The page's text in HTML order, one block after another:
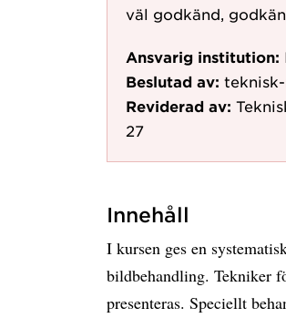
väl godkänd,
Ansvarig institution:
Beslutad av:
Reviderad av:
27
Innehåll
I kursen ges en
bildbehandling. Tekniker
presenteras. Speciellt